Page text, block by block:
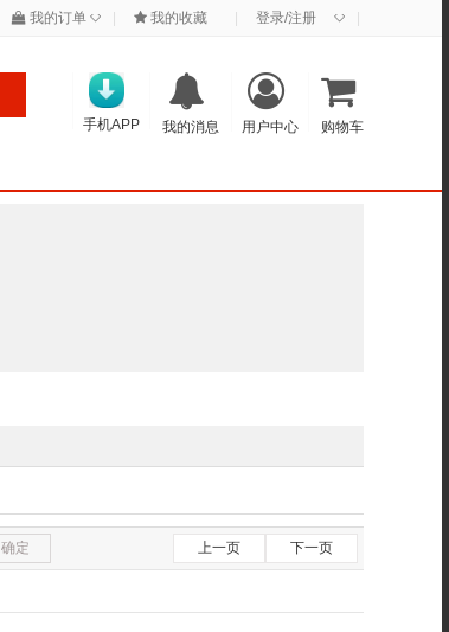
我的订单 ◇ 我的收藏 登录/注册 ◇
购物车
用户中心
我的消息
手机APP
确定 上一页 下一页